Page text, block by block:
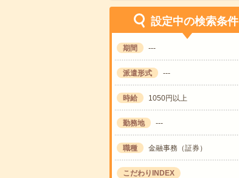
設定中の検索条件
期間 ---
派遣形式 ---
時給 1050円以上
勤務地 ---
職種 金融事務（証券）
こだわりINDEX